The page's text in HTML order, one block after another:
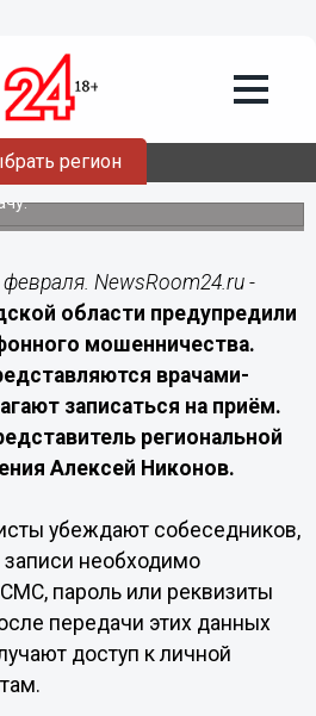
регион
под видом
сообщить пароли и данные карт
NewsRoom24.ru -
области предупредили
мошенничества.
врачами-
записаться на приём.
региональной
Алексей Никонов.
убеждают собеседников,
необходимо
пароль или реквизиты
передачи этих данных
доступ к личной